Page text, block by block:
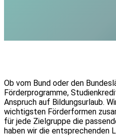
Ob vom Bund oder den
Förderprogramme,
Anspruch auf Bildungsurlaub.
wichtigsten Förderformen
für jede Zielgruppe die
haben wir die entsprechenden